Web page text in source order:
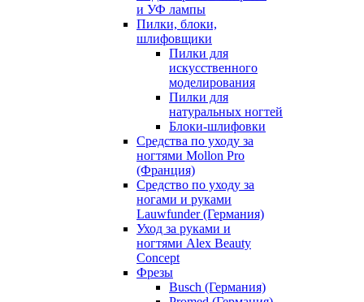
и УФ лампы
Пилки, блоки,
шлифовщики
Пилки для
искусственного
моделирования
Пилки для
натуральных ногтей
Блоки-шлифовки
Средства по уходу за
ногтями Mollon Pro
(Франция)
Средство по уходу за
ногами и руками
Lauwfunder (Германия)
Уход за руками и
ногтями Alex Beauty
Concept
Фрезы
Busch (Германия)